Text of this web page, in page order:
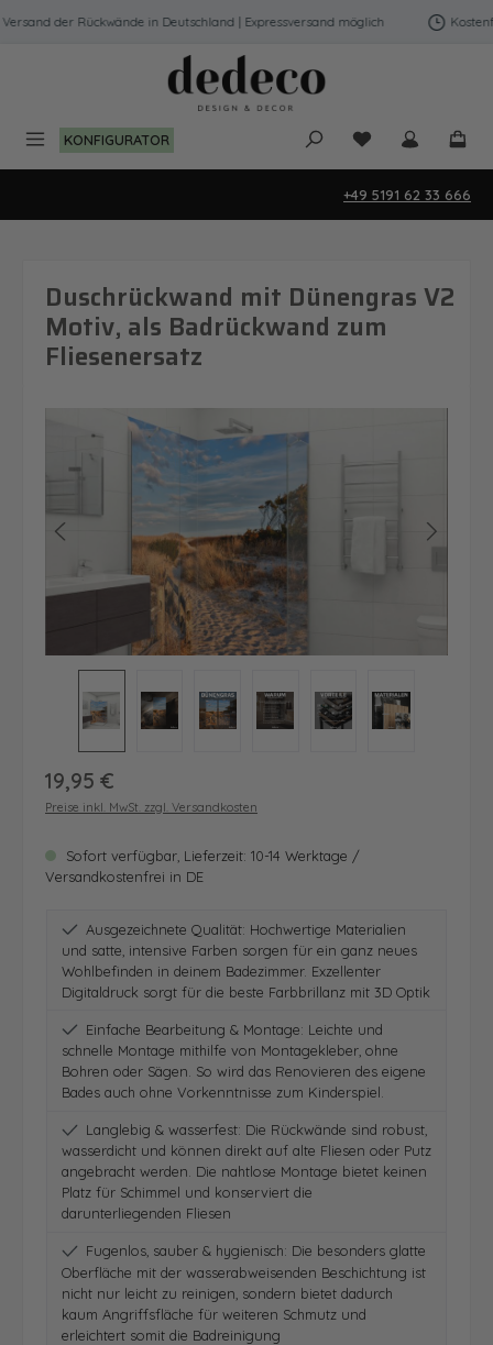
Zum Hauptinhalt springen
der Rückwände in Deutschland | Expressversand möglich
KONFIGURATOR Du hast 0
+49 5191 62 33 666
Duschrückwand mit Dünengras V2
Motiv, als Badrückwand zum
Fliesenersatz
Bildergalerie überspringen
Regulärer Preis:
19,95 €
Preise inkl. MwSt. zzgl. Versandkosten
Sofort verfügbar, Lieferzeit: 10-14 Werktage /
Versandkostenfrei in DE
Ausgezeichnete Qualität: Hochwertige Materialien
und satte, intensive Farben sorgen für ein ganz neues
Wohlbefinden in deinem Badezimmer. Exzellenter
Digitaldruck sorgt für die beste Farbbrillanz mit 3D Optik
Einfache Bearbeitung & Montage: Leichte und
schnelle Montage mithilfe von Montagekleber, ohne
Bohren oder Sägen. So wird das Renovieren des eigene
Bades auch ohne Vorkenntnisse zum Kinderspiel.
Langlebig & wasserfest: Die Rückwände sind robust,
wasserdicht und können direkt auf alte Fliesen oder Putz
angebracht werden. Die nahtlose Montage bietet keinen
Platz für Schimmel und konserviert die
darunterliegenden Fliesen
Fugenlos, sauber & hygienisch: Die besonders glatte
Oberfläche mit der wasserabweisenden Beschichtung ist
nicht nur leicht zu reinigen, sondern bietet dadurch
kaum Angriffsfläche für weiteren Schmutz und
erleichtert somit die Badreinigung